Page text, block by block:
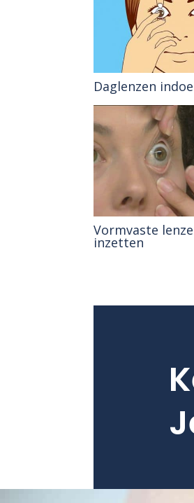
Daglenzen
Vormvaste
inzetten